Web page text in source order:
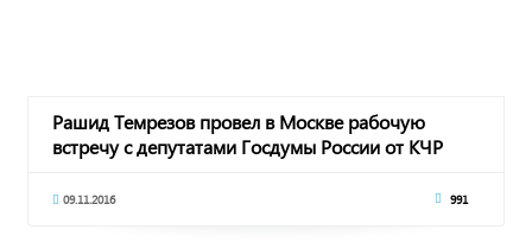
Рашид Темрезов провел в Москве рабочую
встречу с депутатами Госдумы России от КЧР
09.11.2016 991